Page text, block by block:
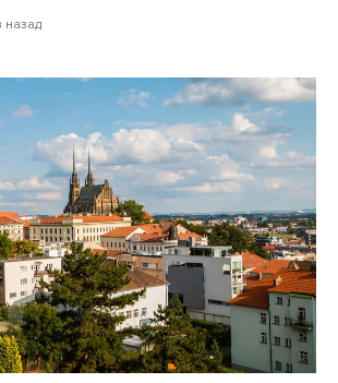
назад